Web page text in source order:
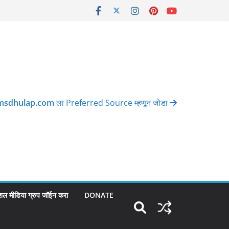
ला Preferred Source म्हणून जोडा
मीडिया ग्रुप जॉईन करा DONATE